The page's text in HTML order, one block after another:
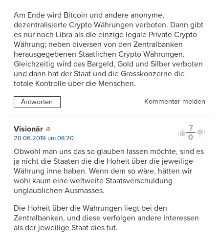
Am Ende wird Bitcoin und andere anonyme,
dezentralisierte Crypto Währungen verboten. Dann gibt
es nur noch Libra als die einzige legale Private Crypto
Währung; neben diversen von den Zentralbanken
herausgegebenen Staatlichen Crypto Währungen.
Gleichzeitig wird das Bargeld, Gold und Silber verboten
und dann hat der Staat und die Grosskonzerne die
totale Kontrolle über die Menschen.
Antworten Kommentar melden
7
0
Visionär
20.06.2019 um 08:20
Obwohl man uns das so glauben lassen möchte, sind es
ja nicht die Staaten die die Hoheit über die jeweilige
Währung inne haben. Wenn dem so wäre, hätten wir
wohl kaum eine weltweite Staatsverschuldung
unglaublichen Ausmasses.
Die Hoheit über die Währungen liegt bei den
Zentralbanken, und diese verfolgen andere Interessen
als der jeweilige Staat dies tut.